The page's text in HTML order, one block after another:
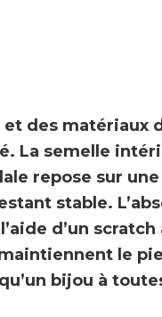
et des matériaux
. La semelle
repose sur
stable.
d’un scratch
le
bijou à